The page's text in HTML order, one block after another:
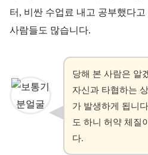
터, 비싼 수업료 내고 공부했다
사람들도 많습니다.
당해 본 사람은 알
자신과 타협하는
가 발생하게 됩니
도 하니 허약 체질
다.